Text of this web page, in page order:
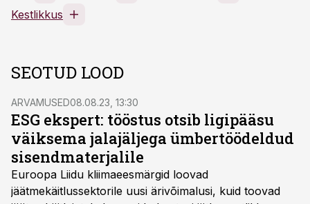
Kestlikkus
SEOTUD LOOD
ARVAMUSED08.08.23, 13:30
ESG ekspert: tööstus otsib ligipääsu
väiksema jalajäljega ümbertöödeldud
sisendmaterjalile
Euroopa Liidu kliimaeesmärgid loovad
jäätmekäitlussektorile uusi ärivõimalusi, kuid toovad